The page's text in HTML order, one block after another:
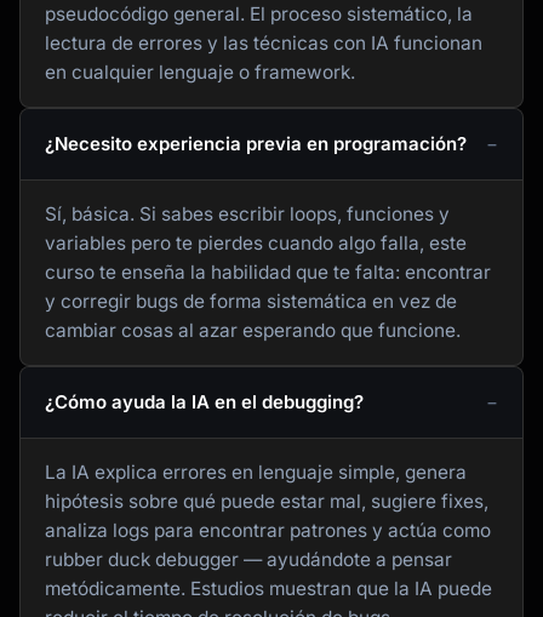
pseudocódigo general. El proceso sistemático, la
lectura de errores y las técnicas con IA funcionan
en cualquier lenguaje o framework.
¿Necesito experiencia previa en programación?
Sí, básica. Si sabes escribir loops, funciones y
variables pero te pierdes cuando algo falla, este
curso te enseña la habilidad que te falta: encontrar
y corregir bugs de forma sistemática en vez de
cambiar cosas al azar esperando que funcione.
¿Cómo ayuda la IA en el debugging?
La IA explica errores en lenguaje simple, genera
hipótesis sobre qué puede estar mal, sugiere fixes,
analiza logs para encontrar patrones y actúa como
rubber duck debugger — ayudándote a pensar
metódicamente. Estudios muestran que la IA puede